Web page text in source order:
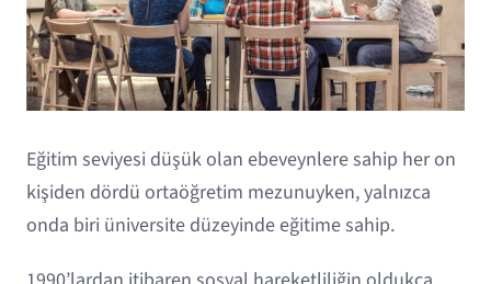
Eğitim seviyesi düşük olan ebeveynlere sahip her on
kişiden dördü ortaöğretim mezunuyken, yalnızca
onda biri üniversite düzeyinde eğitime sahip.